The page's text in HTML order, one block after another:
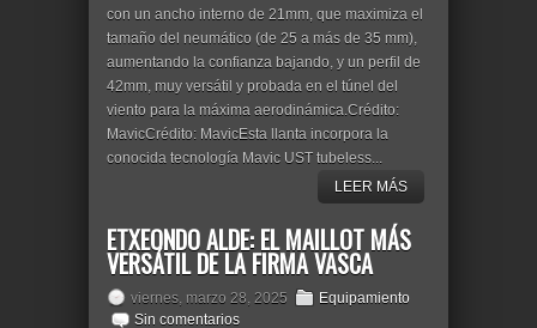
con un ancho interno de 21mm, que maximiza el
tamaño del neumático (de 25 a más de 35 mm),
aumentando la confianza bajando, y un perfil de
42mm, muy versátil y probada en el túnel del
viento para la máxima aerodinámica.Crédito:
MavicCrédito: MavicEsta llanta incorpora la
conocida tecnología Mavic UST tubeless...
LEER MÁS
ETXEONDO ALDE: EL MAILLOT MÁS
VERSÁTIL DE LA FIRMA VASCA
viernes, marzo 28, 2025
Equipamiento
Sin comentarios